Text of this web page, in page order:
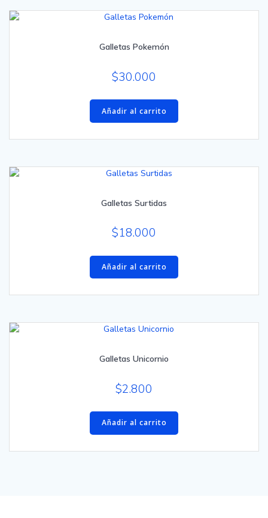
Galletas Pokemón
$30.000
Añadir al carrito
Galletas Surtidas
$18.000
Añadir al carrito
Galletas Unicornio
$2.800
Añadir al carrito